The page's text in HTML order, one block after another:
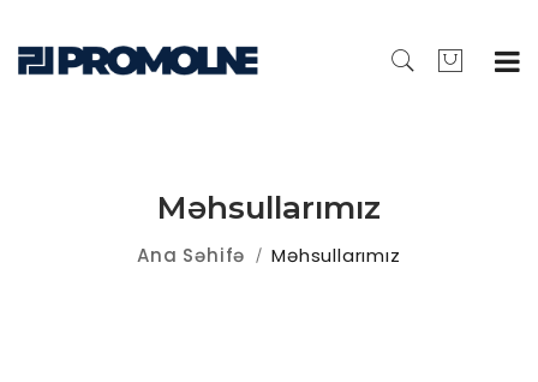
Məhsullarımız
Ana Səhifə Məhsullarımız